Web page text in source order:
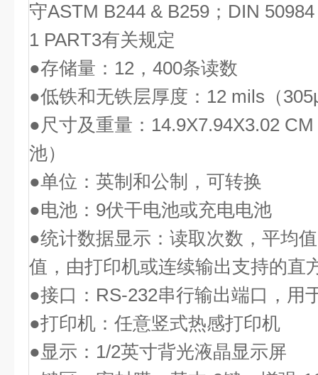
守ASTM B244 & B259；DIN
1 PART3有关规定
●存储量：12，400条读数
●低铁和无铁层厚度：12 mils（
●尺寸及重量：14.9X7.94X3.02
池）
●单位：英制和公制，可转换
●电池：9伏干电池或充电电池
●统计数据显示：读取次数，平均
值，由打印机或连续输出支持的直
●接口：RS-232串行输出端口，用
●打印机：任意竖式热感打印机
●显示：1/2英寸背光液晶显示屏